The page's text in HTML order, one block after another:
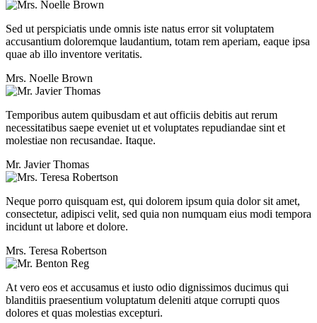
Sed ut perspiciatis unde omnis iste natus error sit voluptatem
accusantium doloremque laudantium, totam rem aperiam, eaque ipsa
quae ab illo inventore veritatis.
Mrs. Noelle Brown
Temporibus autem quibusdam et aut officiis debitis aut rerum
necessitatibus saepe eveniet ut et voluptates repudiandae sint et
molestiae non recusandae. Itaque.
Mr. Javier Thomas
Neque porro quisquam est, qui dolorem ipsum quia dolor sit amet,
consectetur, adipisci velit, sed quia non numquam eius modi tempora
incidunt ut labore et dolore.
Mrs. Teresa Robertson
At vero eos et accusamus et iusto odio dignissimos ducimus qui
blanditiis praesentium voluptatum deleniti atque corrupti quos
dolores et quas molestias excepturi.